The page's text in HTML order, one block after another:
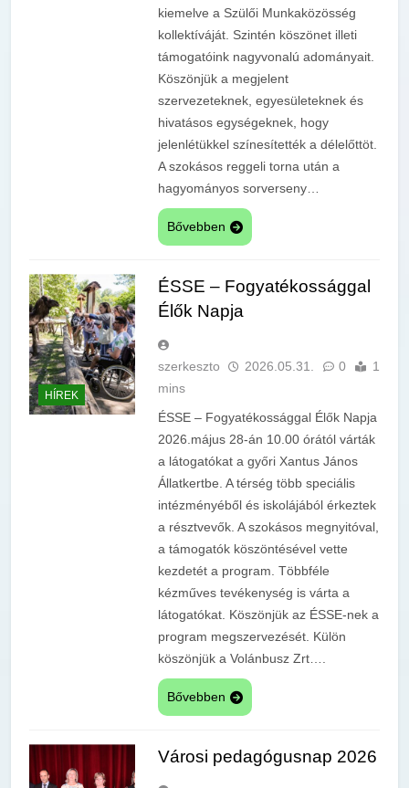
kiemelve a Szülői Munkaközösség
kollektíváját. Szintén köszönet illeti
támogatóink nagyvonalú adományait.
Köszönjük a megjelent
szervezeteknek, egyesületeknek és
hivatásos egységeknek, hogy
jelenlétükkel színesítették a délelőttöt.
A szokásos reggeli torna után a
hagyományos sorverseny…
Bővebben
HÍREK
ÉSSE – Fogyatékossággal
Élők Napja
szerkeszto 2026.05.31. 0
1
mins
ÉSSE – Fogyatékossággal Élők Napja
2026.május 28-án 10.00 órától várták
a látogatókat a győri Xantus János
Állatkertbe. A térség több speciális
intézményéből és iskolájából érkeztek
a résztvevők. A szokásos megnyitóval,
a támogatók köszöntésével vette
kezdetét a program. Többféle
kézműves tevékenység is várta a
látogatókat. Köszönjük az ÉSSE-nek a
program megszervezését. Külön
köszönjük a Volánbusz Zrt….
Bővebben
Városi pedagógusnap 2026